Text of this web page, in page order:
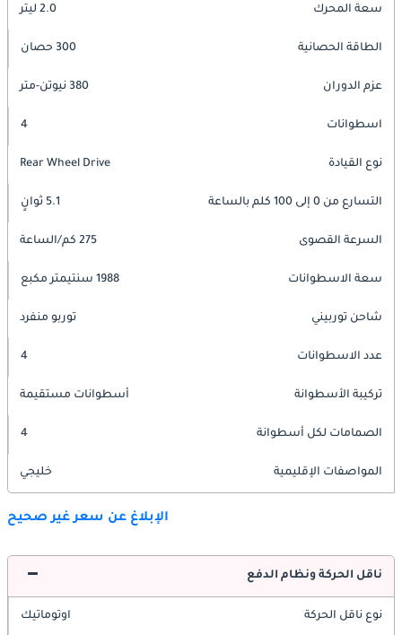
سعة المحرك 2.0 ليتر
الطاقة الحصانية 300 حصان
عزم الدوران 380 نيوتن-متر
اسطوانات 4
نوع القيادة Rear Wheel Drive
التسارع من 0 إلى 100 كلم بالساعة 5.1 ثوانٍ
السرعة القصوى 275 كم/الساعة
سعة الاسطوانات 1988 سنتيمتر مكبع
شاحن توربيني توربو منفرد
عدد الاسطوانات 4
تركيبة الأسطوانة أسطوانات مستقيمة
الصمامات لكل أسطوانة 4
المواصفات الإقليمية خليجي
الإبلاغ عن سعر غير صحيح
ناقل الحركة ونظام الدفع
نوع ناقل الحركة اوتوماتيك